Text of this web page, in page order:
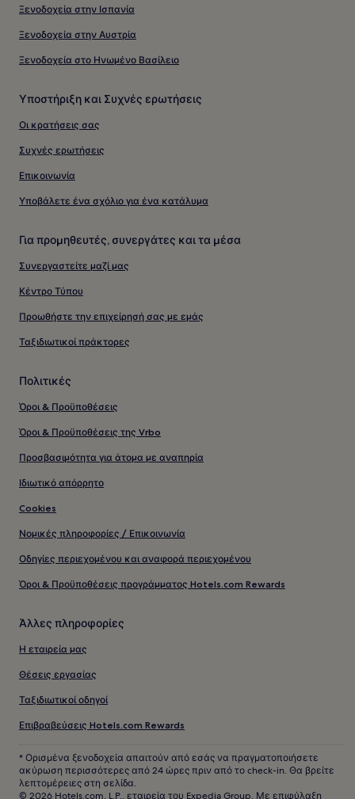
Ξενοδοχεία στην Ισπανία
Ξενοδοχεία στην Αυστρία
Ξενοδοχεία στο Ηνωμένο Βασίλειο
Υποστήριξη και Συχνές ερωτήσεις
Οι κρατήσεις σας
Συχνές ερωτήσεις
Επικοινωνία
Υποβάλετε ένα σχόλιο για ένα κατάλυμα
Για προμηθευτές, συνεργάτες και τα μέσα
Συνεργαστείτε μαζί μας
Κέντρο Τύπου
Προωθήστε την επιχείρησή σας με εμάς
Ταξιδιωτικοί πράκτορες
Πολιτικές
Όροι & Προϋποθέσεις
Όροι & Προϋποθέσεις της Vrbo
Προσβασιμότητα για άτομα με αναπηρία
Ιδιωτικό απόρρητο
Cookies
Νομικές πληροφορίες / Επικοινωνία
Οδηγίες περιεχομένου και αναφορά περιεχομένου
Όροι & Προϋποθέσεις προγράμματος Hotels.com Rewards
Άλλες πληροφορίες
Η εταιρεία μας
Θέσεις εργασίας
Ταξιδιωτικοί οδηγοί
Επιβραβεύσεις Hotels.com Rewards
* Ορισμένα ξενοδοχεία απαιτούν από εσάς να πραγματοποιήσετε
ακύρωση περισσότερες από 24 ώρες πριν από το check-in. Θα βρείτε
λεπτομέρειες στη σελίδα.
© 2026 Hotels.com, L.P., εταιρεία του Expedia Group. Με επιφύλαξη